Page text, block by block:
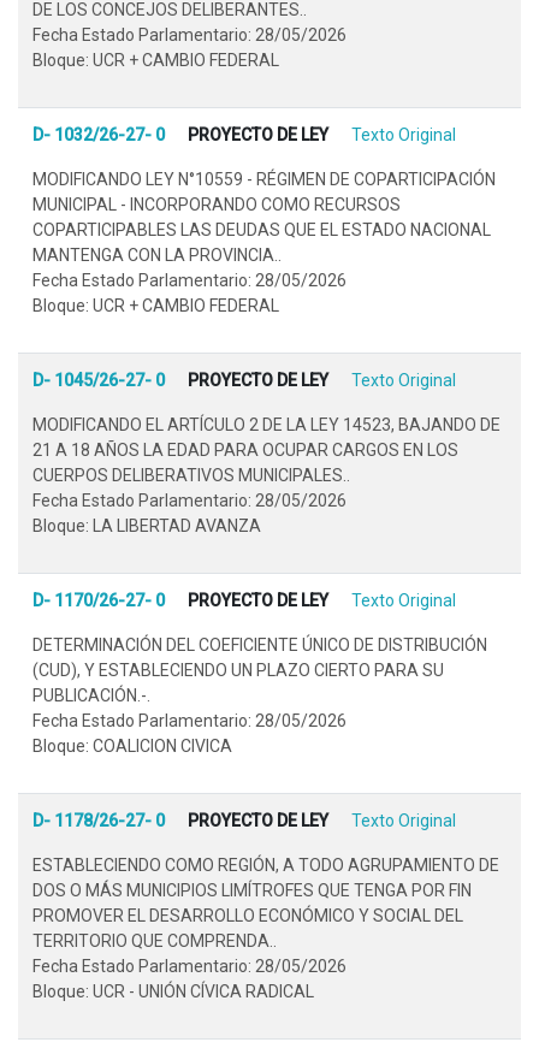
DE LOS CONCEJOS DELIBERANTES..
Fecha Estado Parlamentario: 28/05/2026
Bloque: UCR + CAMBIO FEDERAL
D- 1032/26-27- 0 PROYECTO DE LEY Texto Original
MODIFICANDO LEY N°10559 - RÉGIMEN DE COPARTICIPACIÓN
MUNICIPAL - INCORPORANDO COMO RECURSOS
COPARTICIPABLES LAS DEUDAS QUE EL ESTADO NACIONAL
MANTENGA CON LA PROVINCIA..
Fecha Estado Parlamentario: 28/05/2026
Bloque: UCR + CAMBIO FEDERAL
D- 1045/26-27- 0 PROYECTO DE LEY Texto Original
MODIFICANDO EL ARTÍCULO 2 DE LA LEY 14523, BAJANDO DE
21 A 18 AÑOS LA EDAD PARA OCUPAR CARGOS EN LOS
CUERPOS DELIBERATIVOS MUNICIPALES..
Fecha Estado Parlamentario: 28/05/2026
Bloque: LA LIBERTAD AVANZA
D- 1170/26-27- 0 PROYECTO DE LEY Texto Original
DETERMINACIÓN DEL COEFICIENTE ÚNICO DE DISTRIBUCIÓN
(CUD), Y ESTABLECIENDO UN PLAZO CIERTO PARA SU
PUBLICACIÓN.-.
Fecha Estado Parlamentario: 28/05/2026
Bloque: COALICION CIVICA
D- 1178/26-27- 0 PROYECTO DE LEY Texto Original
ESTABLECIENDO COMO REGIÓN, A TODO AGRUPAMIENTO DE
DOS O MÁS MUNICIPIOS LIMÍTROFES QUE TENGA POR FIN
PROMOVER EL DESARROLLO ECONÓMICO Y SOCIAL DEL
TERRITORIO QUE COMPRENDA..
Fecha Estado Parlamentario: 28/05/2026
Bloque: UCR - UNIÓN CÍVICA RADICAL